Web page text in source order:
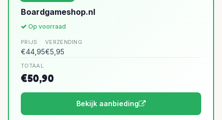
Boardgameshop.nl
Op voorraad
PRIJS
€44,95
VERZENDING
€5,95
TOTAAL
€50,90
Bekijk aanbieding